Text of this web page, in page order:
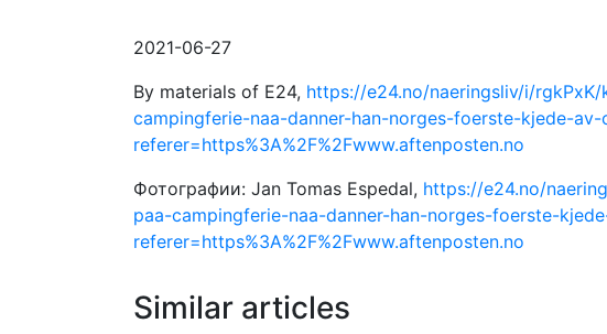
2021-06-27
By materials of E24, https://e24.no/naeringsliv/i/
campingferie-naa-danner-han-norges-foerste-kjede-av-
referer=https%3A%2F%2Fwww.aftenposten.no
Фотографии: Jan Tomas Espedal, https://e24.no/
paa-campingferie-naa-danner-han-norges-foerste-
referer=https%3A%2F%2Fwww.aftenposten.no
Similar articles